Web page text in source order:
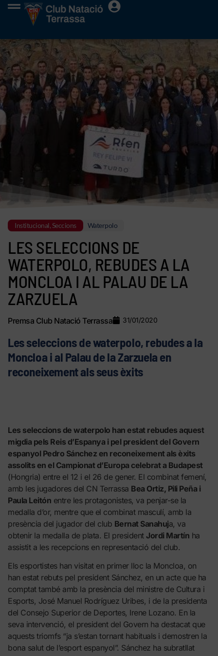
Institucional, Seccions Waterpolo
LES SELECCIONS DE
WATERPOLO, REBUDES A LA
MONCLOA I AL PALAU DE LA
ZARZUELA
Premsa Club Natació Terrassa 31/01/2020
Les seleccions de waterpolo, rebudes a la
Moncloa i al Palau de la Zarzuela en
reconeixement als seus èxits
Les seleccions de waterpolo han estat rebudes aquest
migdia pels Reis d’Espanya i pel president del Govern
espanyol Pedro Sánchez en reconeixement als èxits
assolits en el Campionat d’Europa celebrat a Budapest
(Hongria) entre el 12 i el 26 de gener. El combinat femení,
amb les jugadores del CN Terrassa Bea Ortiz, Pili Peña i
Paula Leitón entre les protagonistes, va penjar-se la
medalla d’or, mentre que el combinat masculí, amb la
presència del jugador del club Bernat Sanahuja, va
obtenir la medalla de plata. El president Jordi Martín ha
assistit a les recepcions en representació del club.
Els esportistes han visitat en primer lloc la Moncloa, on
han estat rebuts pel president Sánchez, en un acte que ha
comptat també amb la presència del ministre de Cultura i
Esports, José Manuel Rodríguez Uribes, i de la presidenta
del Consejo Superior de Deportes, Irene Lozano. En la
seva intervenció, el president del Govern ha destacat que
aquests triomfs “ja s’estan tornant habituals i demostren la
bona salut de l’esport espanyol”. Sánchez ha subratllat